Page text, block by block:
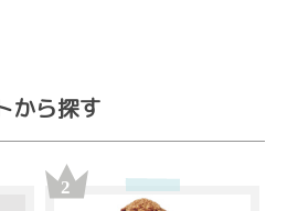
から探す